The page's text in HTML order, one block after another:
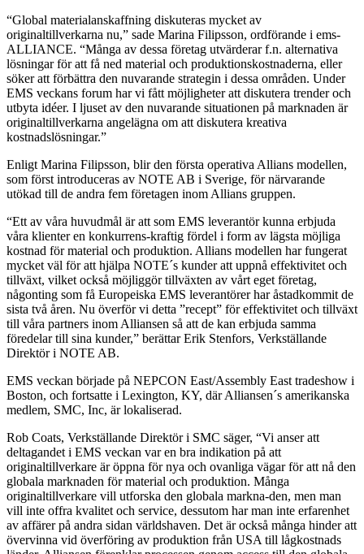
“Global materialanskaffning diskuteras mycket av
originaltillverkarna nu,” sade Marina Filipsson, ordförande i ems-
ALLIANCE. “Många av dessa företag utvärderar f.n. alternativa
lösningar för att få ned material och produktionskostnaderna, eller
söker att förbättra den nuvarande strategin i dessa områden. Under
EMS veckans forum har vi fått möjligheter att diskutera trender och
utbyta idéer. I ljuset av den nuvarande situationen på marknaden är
originaltillverkarna angelägna om att diskutera kreativa
kostnadslösningar.”
Enligt Marina Filipsson, blir den första operativa Allians modellen,
som först introduceras av NOTE AB i Sverige, för närvarande
utökad till de andra fem företagen inom Allians gruppen.
“Ett av våra huvudmål är att som EMS leverantör kunna erbjuda
våra klienter en konkurrens-kraftig fördel i form av lägsta möjliga
kostnad för material och produktion. Allians modellen har fungerat
mycket väl för att hjälpa NOTE´s kunder att uppnå effektivitet och
tillväxt, vilket också möjliggör tillväxten av vårt eget företag,
någonting som få Europeiska EMS leverantörer har åstadkommit de
sista två åren. Nu överför vi detta ”recept” för effektivitet och tillväxt
till våra partners inom Alliansen så att de kan erbjuda samma
föredelar till sina kunder,” berättar Erik Stenfors, Verkställande
Direktör i NOTE AB.
EMS veckan började på NEPCON East/Assembly East tradeshow i
Boston, och fortsatte i Lexington, KY, där Alliansen´s amerikanska
medlem, SMC, Inc, är lokaliserad.
Rob Coats, Verkställande Direktör i SMC säger, “Vi anser att
deltagandet i EMS veckan var en bra indikation på att
originaltillverkare är öppna för nya och ovanliga vägar för att nå den
globala marknaden för material och produktion. Många
originaltillverkare vill utforska den globala markna-den, men man
vill inte offra kvalitet och service, dessutom har man inte erfarenhet
av affärer på andra sidan världshaven. Det är också många hinder att
övervinna vid överföring av produktion från USA till lågkostnads